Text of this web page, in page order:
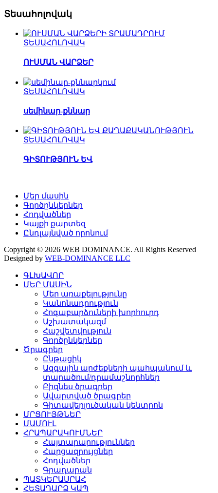
Տեսահոլովակ
ՏԵՍԱՀՈԼՈՎԱԿ
ՈՒՍՄԱՆ ՎԱՐՁԵՐ
ՏԵՍԱՀՈԼՈՎԱԿ
սեմինար-քննար
ՏԵՍԱՀՈԼՈՎԱԿ
ԳԻՏՈՒԹՅՈՒՆ ԵՎ
Մեր մասին
Գործընկերներ
Հոդվածներ
Կայքի քարտեզ
Ընդլայնված որոնում
Copyright © 2026 WEB DOMINANCE. All Rights Reserved
Designed by WEB-DOMINANCE LLC
ԳԼԽԱՎՈՐ
ՄԵՐ ՄԱՍԻՆ
Մեր առաքելությունը
Կանոնադրություն
Հոգաբարձուների խորհուրդ
Աշխատակազմ
Հաշվետվություն
Գործընկերներ
Ծրագրեր
Ընթացիկ
Ազգային արժեքների պահպանում և
տարածում/դրամաշնորհներ
Բիզնես ծրագրեր
Ավարտված ծրագրեր
Գիտավերլուծական կենտրոն
ՄՐՑՈՒՅԹՆԵՐ
ՄԱՄՈՒԼ
ՀՐԱՊԱՐԱԿՈՒՄՆԵՐ
Հայտարարություններ
Հարցազրույցներ
Հոդվածներ
Գրադարան
ՊԱՏԿԵՐԱՍՐԱՀ
ՀԵՏԱԴԱՐՁ ԿԱՊ